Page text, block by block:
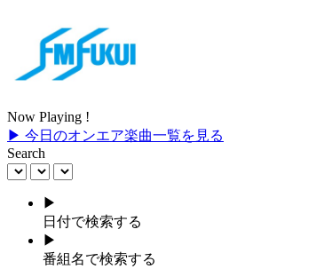
Now Playing !
▶ 今日のオンエア楽曲一覧を見る
Search
▶
日付で検索する
▶
番組名で検索する